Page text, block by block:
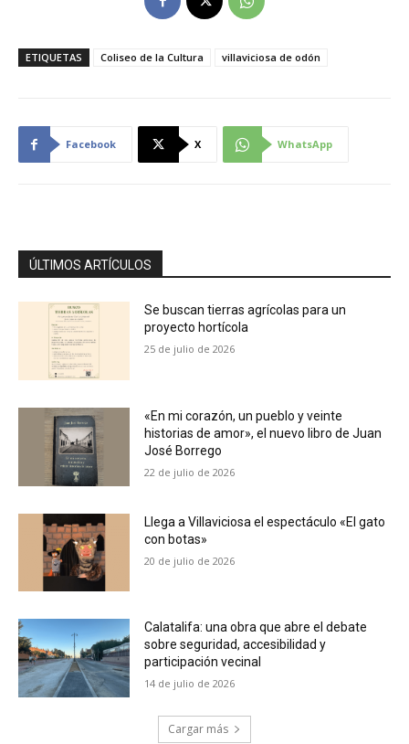
ETIQUETAS Coliseo de la Cultura villaviciosa de odón
Facebook X WhatsApp
ÚLTIMOS ARTÍCULOS
Se buscan tierras agrícolas para un
proyecto hortícola
25 de julio de 2026
«En mi corazón, un pueblo y veinte
historias de amor», el nuevo libro de Juan
José Borrego
22 de julio de 2026
Llega a Villaviciosa el espectáculo «El gato
con botas»
20 de julio de 2026
Calatalifa: una obra que abre el debate
sobre seguridad, accesibilidad y
participación vecinal
14 de julio de 2026
Cargar más